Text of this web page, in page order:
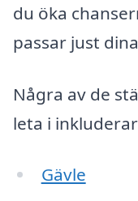
du öka
passar just
Några av de
leta i
Gävle